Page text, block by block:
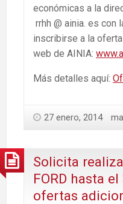
económicas a la
rrhh @ ainia. es con
inscribirse a la
web de AINIA:
Más detalles aquí:
27 enero, 2014
Solicita
FORD hasta
ofertas